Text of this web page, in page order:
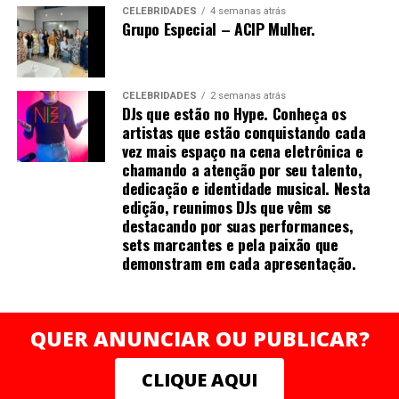
doenças agudas, enquanto a moxabustão é usada para
tratar doenças crônicas.
A moxabustão pode ser direta (o cone é colocado
diretamente sobre a pele e permite-se que ele queime a
pele, produzindo uma bolha e, eventualmente, uma
cicatriz) ou indireta (o cone é colocado sobre uma fatia
de alho, gengibre ou outro vegetal, ou um cilindro de
moxa é mantido acima da pele, perto o bastante para
aquecer ou queimar a pele).
Ventosaterapia é uma antiga forma chinesa de medicina
alternativa na qual é criada uma sucção local sobre a
curativo fluxo de sangue.
Eletroacupuntura é uma forma de acupuntura na qual
as agulhas são ligadas a um aparelho que gera pulsos
elétricos contínuos (isso já foi descrito como,
CELEBRIDADES 4 semanas atrás
Grupo Especial – ACIP Mulher.
CELEBRIDADES 2 semanas atrás
DJs que estão no Hype. Conheça os
artistas que estão conquistando cada
vez mais espaço na cena eletrônica e
chamando a atenção por seu talento,
dedicação e identidade musical. Nesta
edição, reunimos DJs que vêm se
destacando por suas performances,
sets marcantes e pela paixão que
demonstram em cada apresentação.
QUER ANUNCIAR OU PUBLICAR?
CLIQUE AQUI